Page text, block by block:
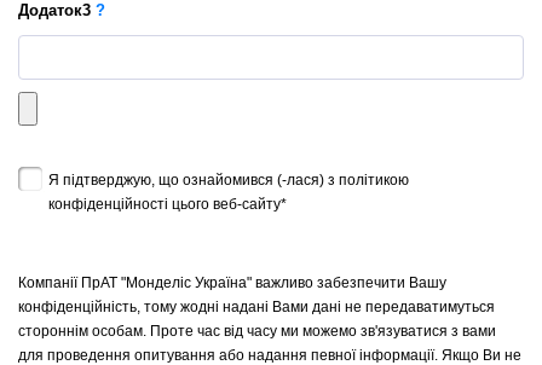
Додаток3 ?
Я підтверджую, що ознайомився (-лася) з політикою
конфіденційності цього веб-сайту*
Компанії ПрАТ "Монделіс Україна" важливо забезпечити Вашу
конфіденційність, тому жодні надані Вами дані не передаватимуться
стороннім особам. Проте час від часу ми можемо зв'язуватися з вами
для проведення опитування або надання певної інформації. Якщо Ви не